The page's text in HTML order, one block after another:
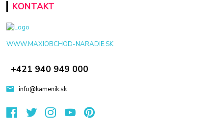
KONTAKT
WWW.MAXIOBCHOD-NARADIE.SK
+421 940 949 000
info@kamenik.sk